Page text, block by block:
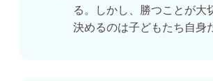
る。しかし、勝つことが大
決めるのは子どもたち自身